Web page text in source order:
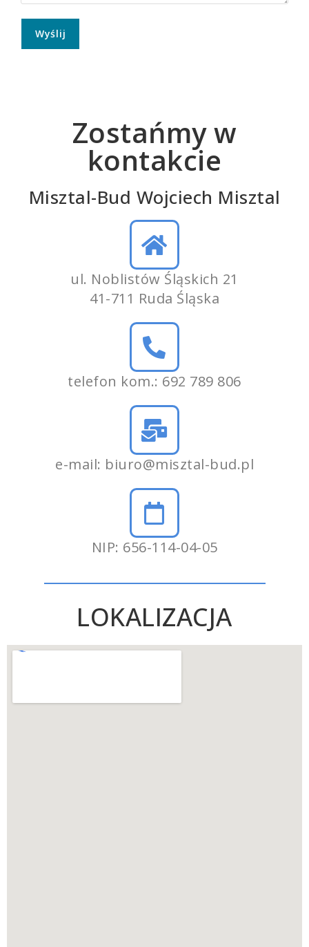
Zostańmy w
kontakcie
Misztal-Bud Wojciech Misztal
ul. Noblistów Śląskich 21
41-711 Ruda Śląska
telefon kom.: 692 789 806
e-mail: biuro@misztal-bud.pl
NIP: 656-114-04-05
LOKALIZACJA